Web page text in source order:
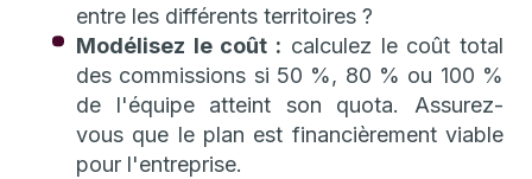
entre les différents territoires ?
Modélisez le coût : calculez le coût total
des commissions si 50 %, 80 % ou 100 %
de l'équipe atteint son quota. Assurez-
vous que le plan est financièrement viable
pour l'entreprise.